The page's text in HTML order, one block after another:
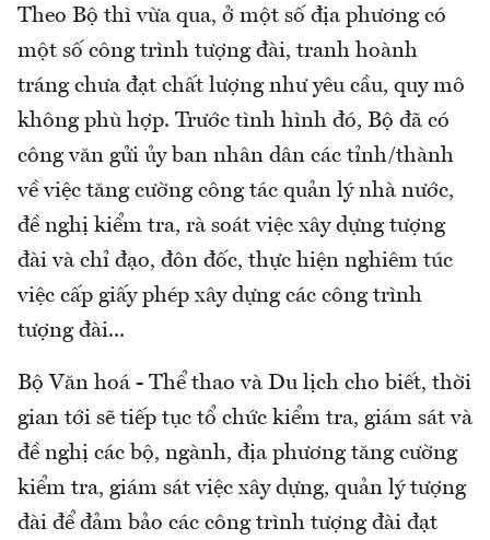
Theo Bộ thì vừa qua, ở một số địa phương có
một số công trình tượng đài, tranh hoành
tráng chưa đạt chất lượng như yêu cầu, quy mô
không phù hợp. Trước tình hình đó, Bộ đã có
công văn gửi ủy ban nhân dân các tỉnh/thành
về việc tăng cường công tác quản lý nhà nước,
đề nghị kiểm tra, rà soát việc xây dựng tượng
đài và chỉ đạo, đôn đốc, thực hiện nghiêm túc
việc cấp giấy phép xây dựng các công trình
tượng đài...
Bộ Văn hoá - Thể thao và Du lịch cho biết, thời
gian tới sẽ tiếp tục tổ chức kiểm tra, giám sát và
đề nghị các bộ, ngành, địa phương tăng cường
kiểm tra, giám sát việc xây dựng, quản lý tượng
đài để đảm bảo các công trình tượng đài đạt